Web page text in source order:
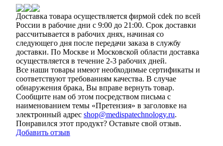
Доставка товара осуществляется фирмой cdek по всей
России в рабочие дни с 9:00 до 21:00. Срок доставки
рассчитывается в рабочих днях, начиная со
следующего дня после передачи заказа в службу
доставки. По Москве и Московской области доставка
осуществляется в течение 2-3 рабочих дней.
Все наши товары имеют необходимые сертификаты и
соответствуют требованиям качества. В случае
обнаружения брака, Вы вправе вернуть товар.
Сообщите нам об этом посредством письма с
наименованием темы «Претензия» в заголовке на
электронный адрес shop@medispatechnology.ru.
Понравился этот продукт? Оставьте свой отзыв.
Добавить отзыв